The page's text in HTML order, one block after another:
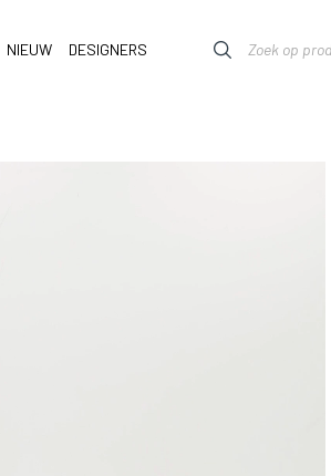
NIEUW DESIGNERS